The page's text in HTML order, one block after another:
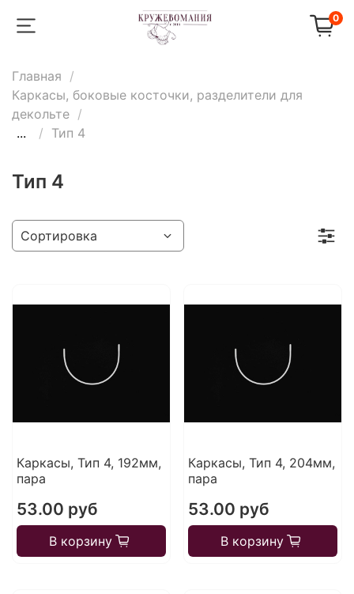
0
Главная
Каркасы, боковые косточки, разделители для
декольте
...
Тип 4
Тип 4
Каркасы, Тип 4, 192мм,
пара
53.00 руб
В корзину
Каркасы, Тип 4, 204мм,
пара
53.00 руб
В корзину